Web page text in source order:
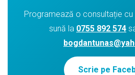
Programează o consultație cu
sună la 0755 892 574
Scrie pe